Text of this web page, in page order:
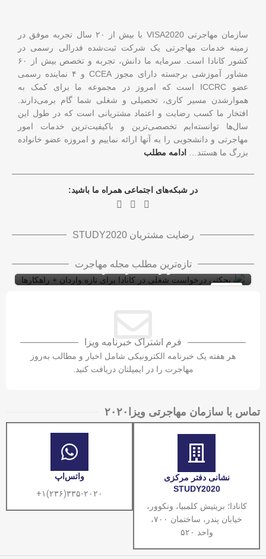
سازمان مهاجرتی VISA2020 با بیش از ۲۰ سال تجربه موفق در
زمینه خدمات مهاجرتی یک شرکت ثبت‌شده فدرالی رسمی در
کشور کانادا است. سرمایه ما دانش، تجربه و تخصص بیش از ۶۰
مشاور آموزشی برجسته دارای مجوز CCEA و ۴ نماینده رسمی
عضو ICCRC است که امروز در مجموعه ما برای کمک به
هموارشدن مسیر کاری، تحصیلی و شغلی شما گام برمی‌دارند.
افتخار ما کسب رضایت و اعتماد مشتریانی است که در طول این
سال‌ها توانسته‌ایم تخصصی‌ترین و باکیفیت‌ترین خدمات امور
مهاجرتی و دانشجویی را به آنها ارائه نماییم و امروزه عضو خانواده
بزرگ ما هستند… ادامه مطلب
در شبکه‌های اجتماعی همراه ما باشید:
رضایت مشتریان STUDY2020
ویزای کار
ویزای کاری کانادا با LMIA
تازه‌ترین مطلب مجله مهاجرت
واردان + راهکارها
فرم اشتراک خبرنامه ویزا
هر هفته یک خبرنامه الکترونیکی شامل اخبار و مطالب به‌روز
مهاجرت را در ایمیلتان دریافت کنید.
تماس با سازمان مهاجرتی ویزا۲۰۲۰​
نشانی دفتر مرکزی
STUDY2020
کانادا؛ بریتیش کلمبیا، ونکوور،
خیابان پندر، ساختمان ۷۰۰،
واحد ۵۲۰
واتس‌اپ
۳۳۵-۲۰۲۰(۲۳۶)۱+